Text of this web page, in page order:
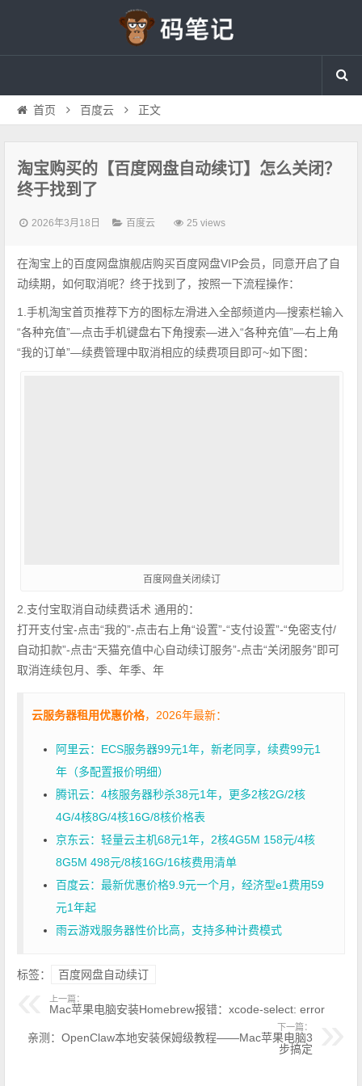
首页 百度云 正文
淘宝购买的【百度网盘自动续订】怎么关闭？
终于找到了
2026年3月18日 百度云 25 views
在淘宝上的百度网盘旗舰店购买百度网盘VIP会员，同意开启了自
动续期，如何取消呢？终于找到了，按照一下流程操作：
1.手机淘宝首页推荐下方的图标左滑进入全部频道内—搜索栏输入
“各种充值”—点击手机键盘右下角搜索—进入“各种充值”—右上角
“我的订单”—续费管理中取消相应的续费项目即可~如下图：
百度网盘关闭续订
2.支付宝取消自动续费话术 通用的：
打开支付宝-点击“我的”-点击右上角“设置”-“支付设置”-“免密支付/
自动扣款”-点击“天猫充值中心自动续订服务”-点击“关闭服务”即可
取消连续包月、季、年季、年
云服务器租用优惠价格，2026年最新：
阿里云：ECS服务器99元1年，新老同享，续费99元1
年（多配置报价明细）
腾讯云：4核服务器秒杀38元1年，更多2核2G/2核
4G/4核8G/4核16G/8核价格表
京东云：轻量云主机68元1年，2核4G5M 158元/4核
8G5M 498元/8核16G/16核费用清单
百度云：最新优惠价格9.9元一个月，经济型e1费用59
元1年起
雨云游戏服务器性价比高，支持多种计费模式
标签： 百度网盘自动续订
上一篇：
Mac苹果电脑安装Homebrew报错：xcode-select: error
下一篇：
亲测：OpenClaw本地安装保姆级教程——Mac苹果电脑3
步搞定